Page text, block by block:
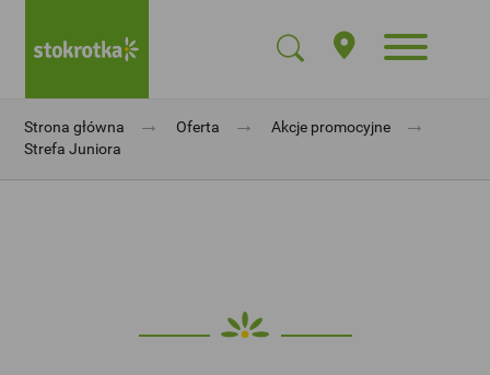
Strona główna → Oferta → Akcje promocyjne →
Strefa Juniora